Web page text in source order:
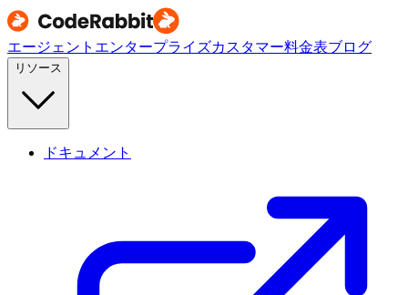
エージェント エンタープライズカスタマー料金表ブログ
リソース
ドキュメント